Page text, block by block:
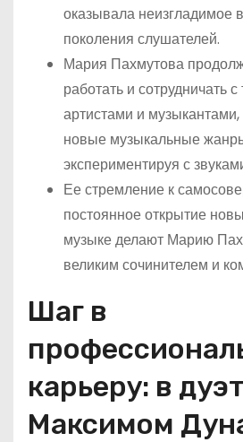
оказывала неизгладимое
поколения слушателей.
Мария Пахмутова
работать и сотрудничать
артистами и
новые музыкальные
экспериментируя с
Ее стремление к
постоянное открытие
музыке делают Марию
великим сочинителем и
Шаг в
карьеру: в
Максимом